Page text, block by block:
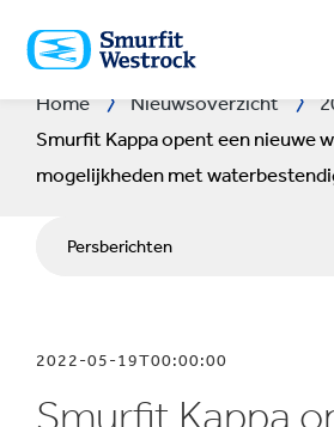
NAAR
DE
BELANGRIJKSTE
Home Nieuwsoverzicht
Smurfit Kappa opent een nieuwe
mogelijkheden met
Persberichten
Mediabetrekkingen
2022-05-19T00:00:00
Smurfit Kappa